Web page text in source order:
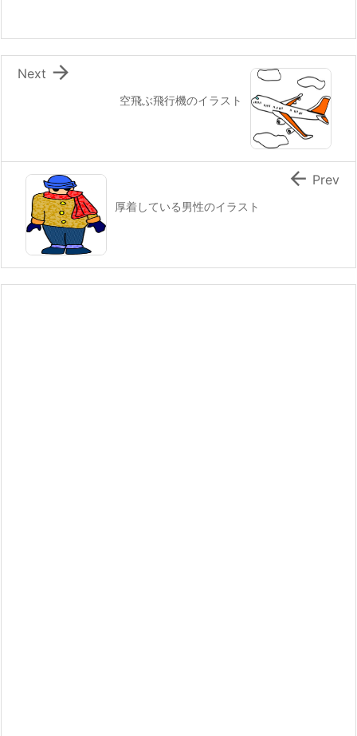
空飛ぶ飛行機のイラスト

Next
厚着している男性のイラスト
 Prev